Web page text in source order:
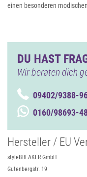
einen besonderen
DU HAST
Wir beraten dich
09402/9388-
0160/98693-
Hersteller / EU
styleBREAKER GmbH
Gutenbergstr. 19